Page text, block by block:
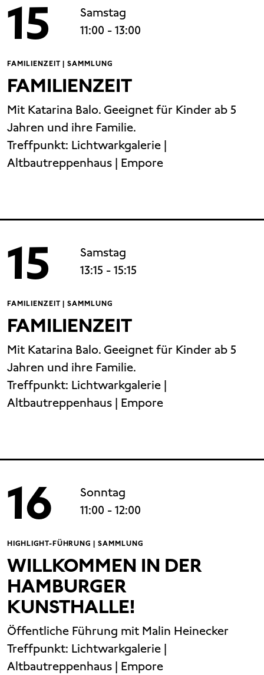
15
Samstag
11:00 - 13:00
FAMILIENZEIT | SAMMLUNG
FAMILIENZEIT
Mit Katarina Balo. Geeignet für Kinder ab 5
Jahren und ihre Familie.
Treffpunkt: Lichtwarkgalerie |
Altbautreppenhaus | Empore
15
Samstag
13:15 - 15:15
FAMILIENZEIT | SAMMLUNG
FAMILIENZEIT
Mit Katarina Balo. Geeignet für Kinder ab 5
Jahren und ihre Familie.
Treffpunkt: Lichtwarkgalerie |
Altbautreppenhaus | Empore
16
Sonntag
11:00 - 12:00
HIGHLIGHT-FÜHRUNG | SAMMLUNG
WILLKOMMEN IN DER
HAMBURGER
KUNSTHALLE!
Öffentliche Führung mit Malin Heinecker
Treffpunkt: Lichtwarkgalerie |
Altbautreppenhaus | Empore